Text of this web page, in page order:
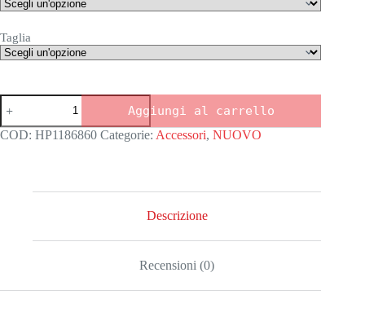
Taglia
Cuscino
bicolore
BUON
NATALE
Aggiungi al carrello
COD: HP1186860 Categorie: Accessori, NUOVO
Descrizione
Recensioni (0)